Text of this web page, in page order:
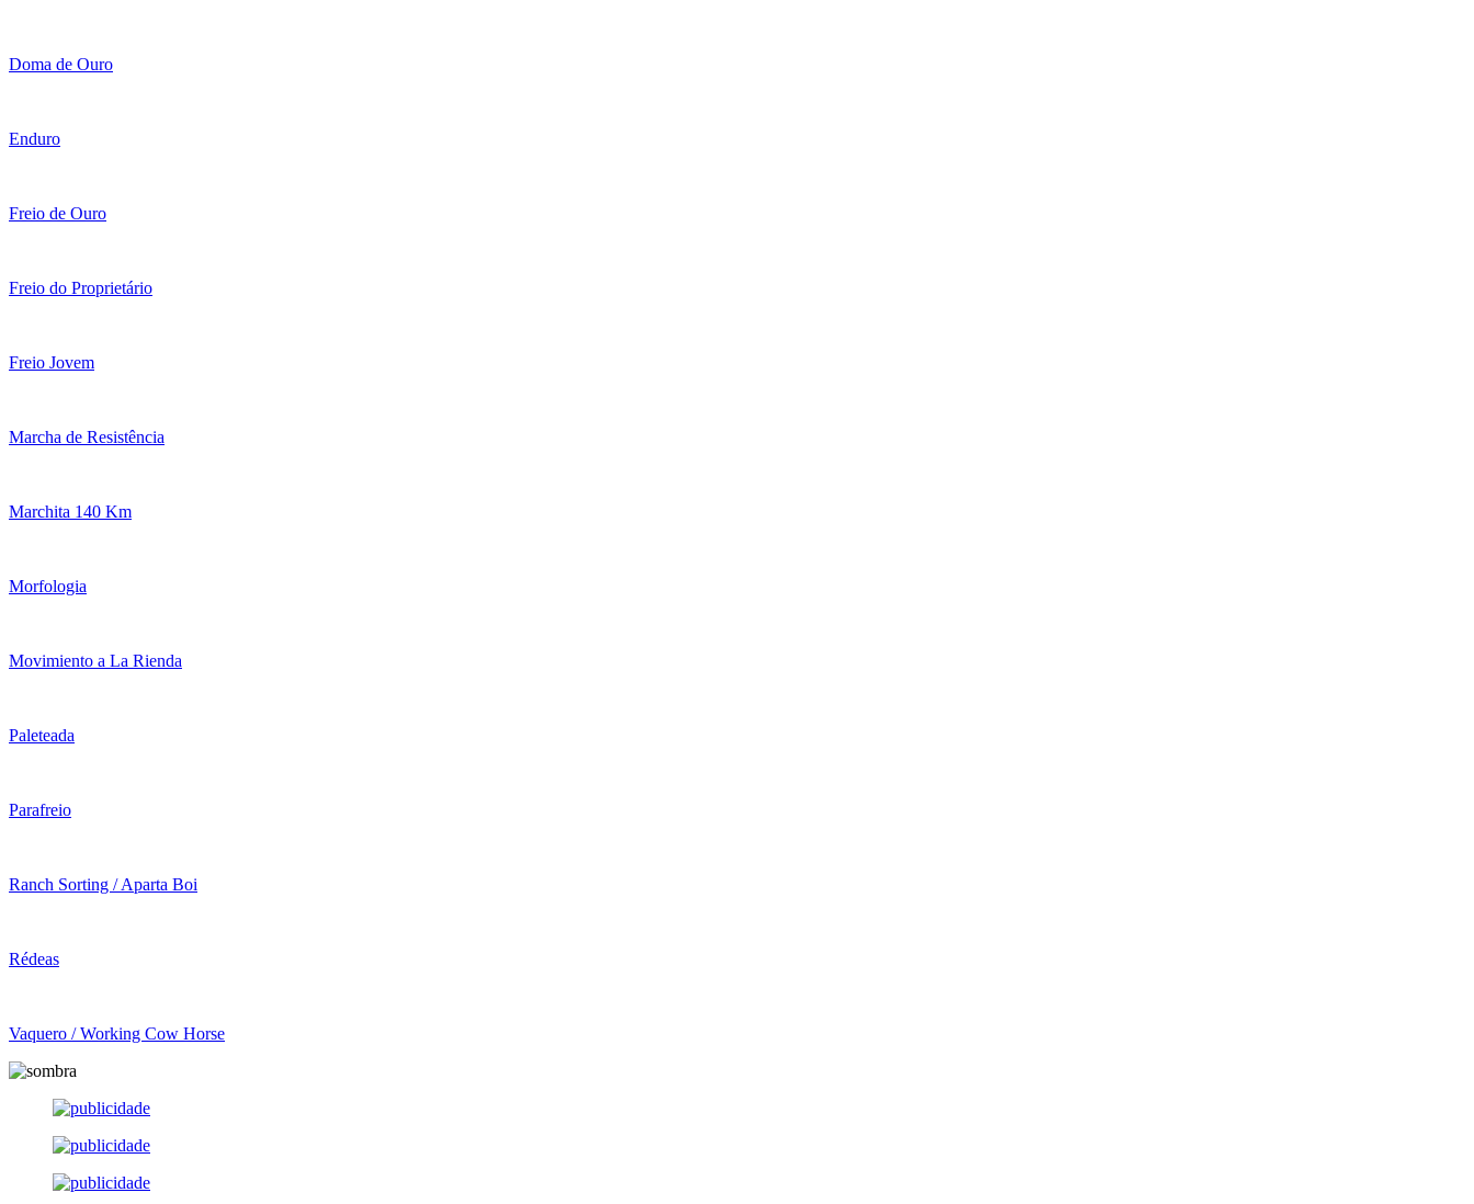
Doma de Ouro
Enduro
Freio de Ouro
Freio do Proprietário
Freio Jovem
Marcha de Resistência
Marchita 140 Km
Morfologia
Movimiento a La Rienda
Paleteada
Parafreio
Ranch Sorting / Aparta Boi
Rédeas
Vaquero / Working Cow Horse